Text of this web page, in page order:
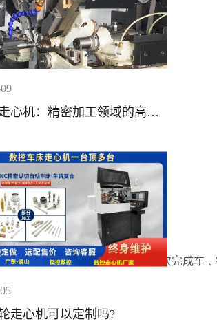
于精密加工设备，可同时一次完成
心机：精密加工领域的高效
走心机可以定制吗?